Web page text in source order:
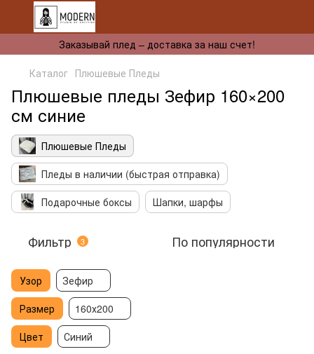
Заказывай плед – доставка за наш счет!
Каталог Плюшевые Пледы
Плюшевые пледы Зефир 160×200
см синие
Плюшевые Пледы
Пледы в наличии (быстрая отправка)
Подарочные боксы
Шапки, шарфы
Фильтр 3 По популярности
Узор
Зефир
Размер
160х200
Цвет
Синий